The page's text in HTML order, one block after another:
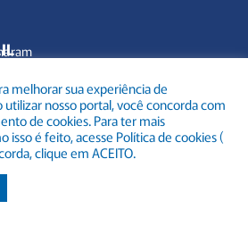
a Câmara Municipal Barbacena
melhorar sua experiência de
utilizar nosso portal, você concorda com
de cookies. Para ter mais
isso é feito, acesse Política de cookies (
clique em ACEITO.